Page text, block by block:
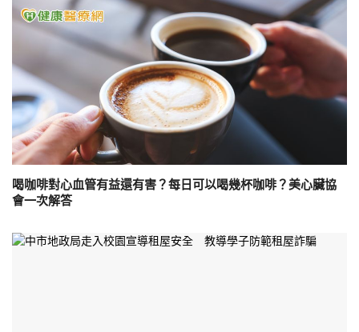
喝咖啡對心血管有益還有害？每日可以喝幾杯咖啡？美心臟協
會一次解答